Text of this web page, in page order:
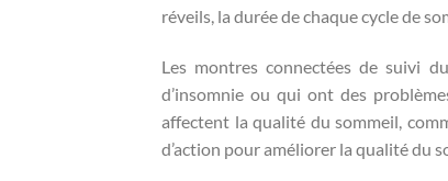
réveils, la durée de chaque cycle de
Les montres connectées de suivi
d’insomnie ou qui ont des
affectent la qualité du sommeil,
d’action pour améliorer la qualité du